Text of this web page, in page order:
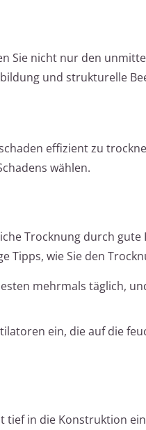
Sie nicht nur den
und strukturelle
effizient zu
wählen.
Trocknung durch
Tipps, wie Sie den
mehrmals täglich,
ein, die auf die
tief in die Konstruktion